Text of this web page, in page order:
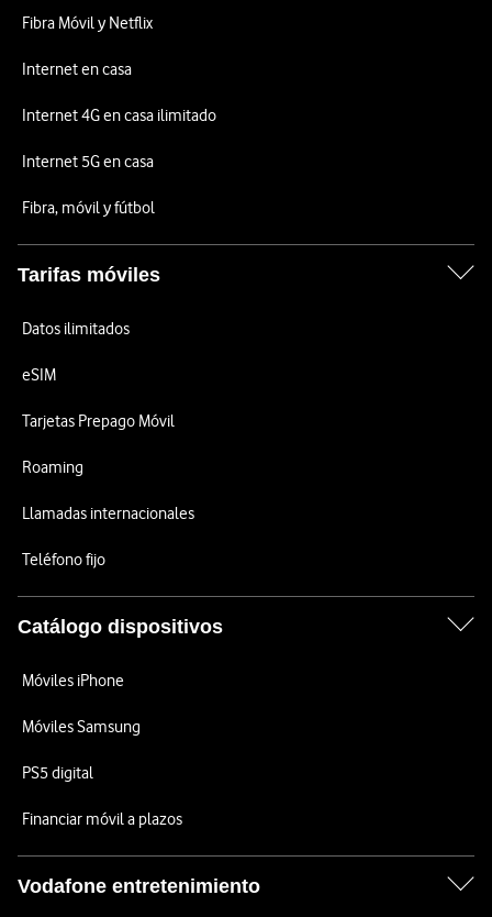
Fibra Móvil y Netflix
Internet en casa
Internet 4G en casa ilimitado
Internet 5G en casa
Fibra, móvil y fútbol
Tarifas móviles
Datos ilimitados
eSIM
Tarjetas Prepago Móvil
Roaming
Llamadas internacionales
Teléfono fijo
Catálogo dispositivos
Móviles iPhone
Móviles Samsung
PS5 digital
Financiar móvil a plazos
Vodafone entretenimiento